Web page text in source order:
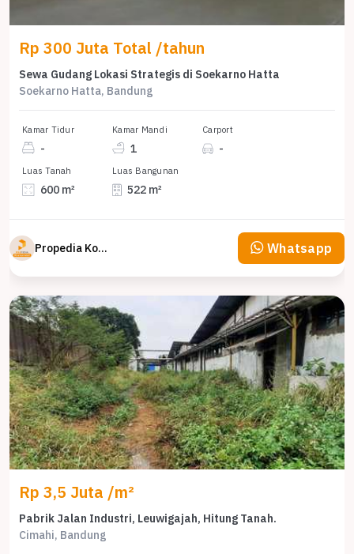
Rp 300 Juta Total /tahun
Sewa Gudang Lokasi Strategis di Soekarno Hatta
Soekarno Hatta, Bandung
Kamar Tidur
-
Kamar Mandi
1
Carport
-
Luas Tanah
600 m²
Luas Bangunan
522 m²
Propedia Komersial Whatsapp
Rp 3,5 Juta /m²
Pabrik Jalan Industri, Leuwigajah, Hitung Tanah.
Cimahi, Bandung